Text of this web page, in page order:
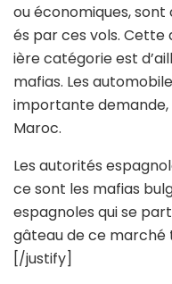
ou économiques, sont
és par ces vols. Cette
ière catégorie est
mafias. Les
importante demande,
Maroc.
Les autorités
ce sont les mafias
espagnoles qui se
gâteau de ce
[/justify]